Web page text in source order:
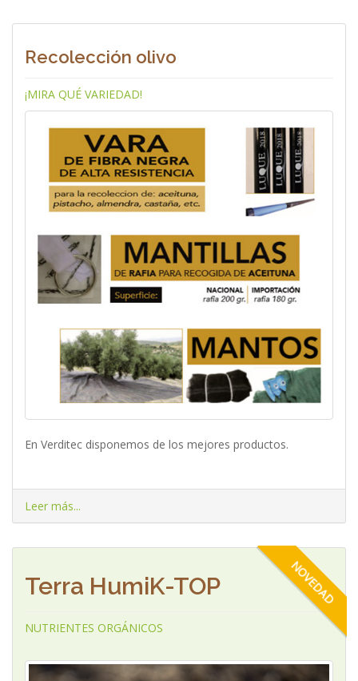
Recolección olivo
¡MIRA QUÉ VARIEDAD!
En Verditec disponemos de los mejores productos.
Leer más...
NOVEDAD
Terra HumiK-TOP
NUTRIENTES ORGÁNICOS